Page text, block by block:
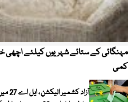
مہنگائی کے ستائے شہریوں کیلئے اچھی
کمی
آزاد